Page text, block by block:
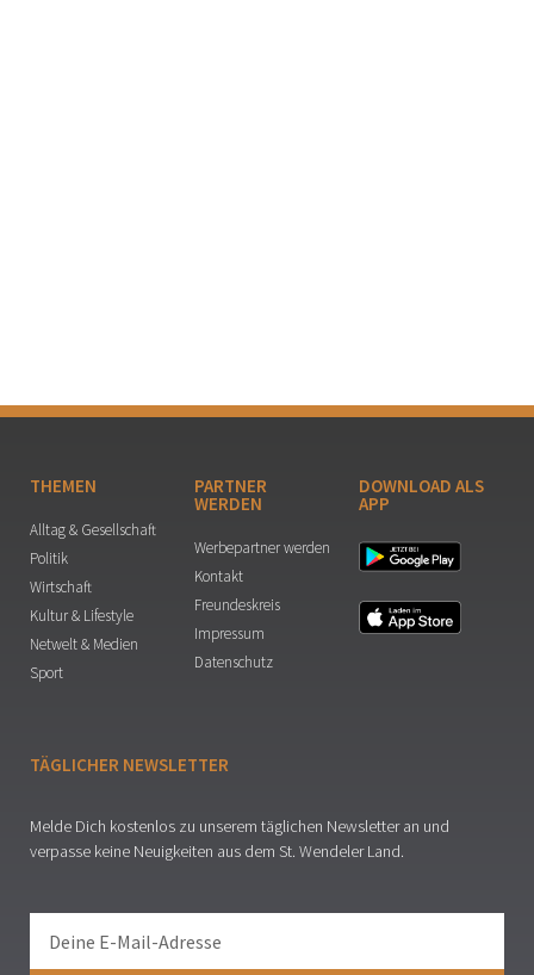
THEMEN
Alltag & Gesellschaft
Politik
Wirtschaft
Kultur & Lifestyle
Netwelt & Medien
Sport
PARTNER
WERDEN
Werbepartner werden
Kontakt
Freundeskreis
Impressum
Datenschutz
DOWNLOAD ALS
APP
TÄGLICHER NEWSLETTER
Melde Dich kostenlos zu unserem täglichen Newsletter an und
verpasse keine Neuigkeiten aus dem St. Wendeler Land.